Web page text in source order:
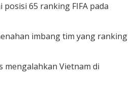
65 ranking FIFA pada
imbang tim yang ranking
mengalahkan Vietnam di